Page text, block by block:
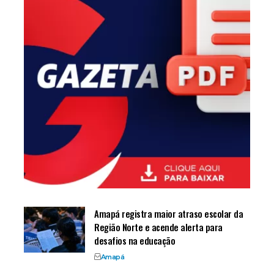
Amapá registra maior atraso escolar da
Região Norte e acende alerta para
desafios na educação
Amapá